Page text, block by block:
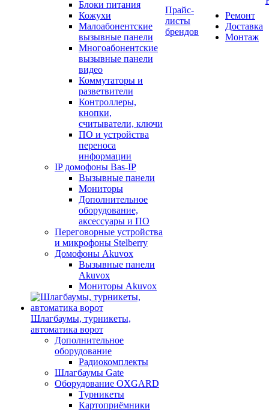
Блоки питания
Кожухи
Малоабонентские
вызывные панели
Многоабонентские
вызывные панели
видео
Коммутаторы и
разветвители
Контроллеры,
кнопки,
считыватели, ключи
ПО и устройства
переноса
информации
IP домофоны Bas-IP
Вызывные панели
Мониторы
Дополнительное
оборудование,
аксессуары и ПО
Переговорные устройства
и микрофоны Stelberry
Домофоны Akuvox
Вызывные панели
Akuvox
Мониторы Akuvox
Шлагбаумы, турникеты,
автоматика ворот
Дополнительное
оборудование
Радиокомплекты
Шлагбаумы Gate
Оборудование OXGARD
Турникеты
Картоприёмники
Прайс-
листы
брендов
Ремонт
Доставка
Монтаж